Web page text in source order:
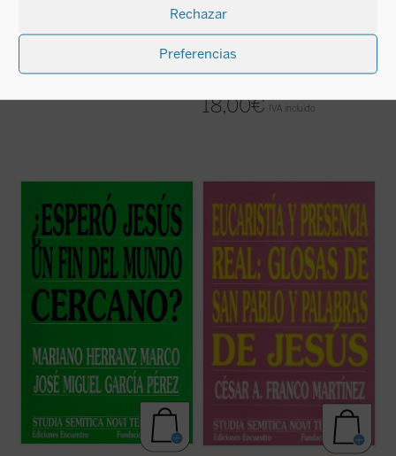
Rechazar
Preferencias
según san Juan
20,00€ IVA incluido
Los supuestos relatos
ficción y leyendas en
los Evangelios
18,00€ IVA incluido
Este libro está dedicado exclusivamente a
dichos de Jesús, la mayor parte de ellos
breves. Se trata de palabras de Jesús que
desde muy antiguo han creado dificultad a
escrituristas y teólogos. En un caso
concreto, el texto estudiado constituyó ...
(ver ficha)
en Jn 13,1-20, y el pasaje de 1Cor 11,17-34,
donde san Pablo hace frente a ciertos
abusos de las asambleas eucarísticas,
suscitan enormes controversias a causa
de su difícil y oscuro griego. No es ...(ver
ficha)